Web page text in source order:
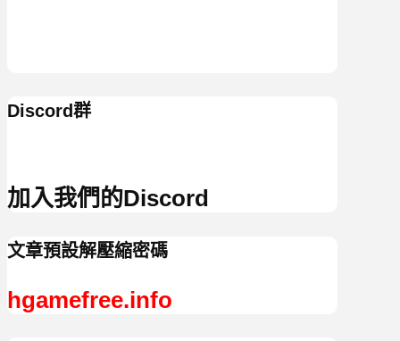
Discord群
加入我們的Discord
文章預設解壓縮密碼
hgamefree.info